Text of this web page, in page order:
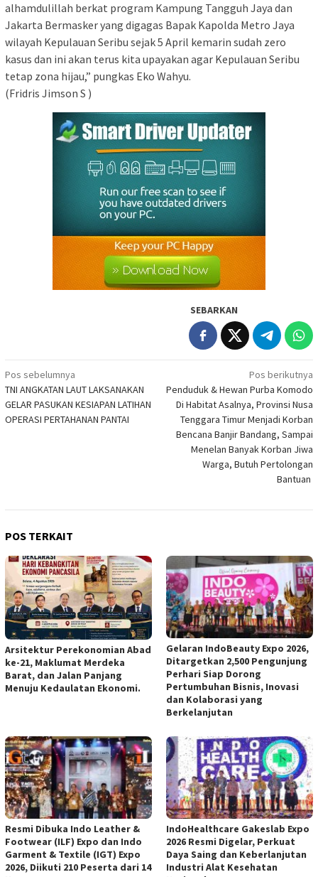
alhamdulillah berkat program Kampung Tangguh Jaya dan
Jakarta Bermasker yang digagas Bapak Kapolda Metro Jaya
wilayah Kepulauan Seribu sejak 5 April kemarin sudah zero
kasus dan ini akan terus kita upayakan agar Kepulauan Seribu
tetap zona hijau,” pungkas Eko Wahyu.
(Fridris Jimson S )
SEBARKAN
Navigasi
pos
Pos sebelumnya
TNI ANGKATAN LAUT LAKSANAKAN
GELAR PASUKAN KESIAPAN LATIHAN
OPERASI PERTAHANAN PANTAI
Pos berikutnya
Penduduk & Hewan Purba Komodo
Di Habitat Asalnya, Provinsi Nusa
Tenggara Timur Menjadi Korban
Bencana Banjir Bandang, Sampai
Menelan Banyak Korban Jiwa
Warga, Butuh Pertolongan
Bantuan
POS TERKAIT
Arsitektur Perekonomian Abad
ke-21, Maklumat Merdeka
Barat, dan Jalan Panjang
Menuju Kedaulatan Ekonomi.
Gelaran IndoBeauty Expo 2026,
Ditargetkan 2,500 Pengunjung
Perhari Siap Dorong
Pertumbuhan Bisnis, Inovasi
dan Kolaborasi yang
Berkelanjutan
Resmi Dibuka Indo Leather &
Footwear (ILF) Expo dan Indo
Garment & Textile (IGT) Expo
2026, Diikuti 210 Peserta dari 14
IndoHealthcare Gakeslab Expo
2026 Resmi Digelar, Perkuat
Daya Saing dan Keberlanjutan
Industri Alat Kesehatan